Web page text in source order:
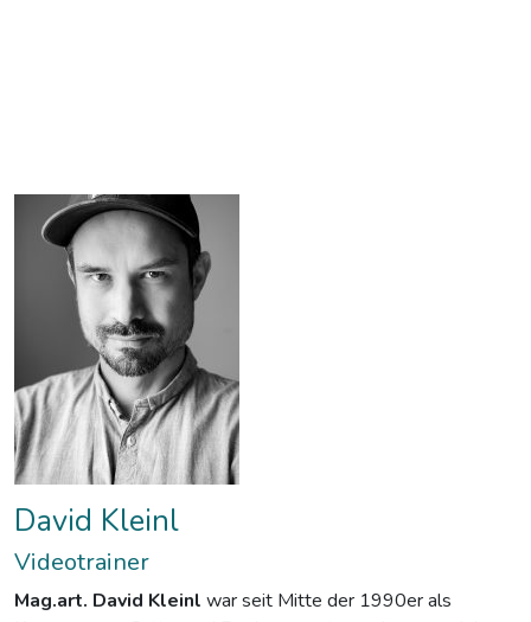
David Kleinl
Videotrainer
Mag.art. David Kleinl war seit Mitte der 1990er als